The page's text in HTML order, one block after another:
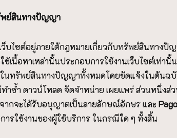
พย์สินทางปัญญา
ว็บไซต์อยู่ภายใต้กฎหมายเกี่ยวกับทรัพย์สินทา
เนื้อหาเหล่านั้นประกอบการใช้งานเว็บไซต์เท่า
นทรัพย์สินทางปัญญาทั้งหมดโดยชัดแจ้งในต้นฉ
ำซ้ำ ดาวน์โหลด จัดจำหน่าย เผยแพร่ ส่วนหนึ่งส่
ากจะได้รับอนุญาตเป็นลายลักษณ์อักษร และ P
ารใช้งานของผู้ใช้บริการ ในกรณีใด ๆ ทั้งสิ้น